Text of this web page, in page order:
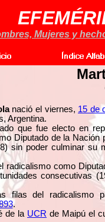
Mujeres y
nació el viernes, 15 de
Argentina.
que fue electo en
Diputado de la Nación
sin poder culminar su
radicalismo como
consecutivas
filas del radicalismo
.
de la UCR de Maipú el